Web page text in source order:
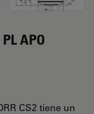
APO
CS2 tiene un